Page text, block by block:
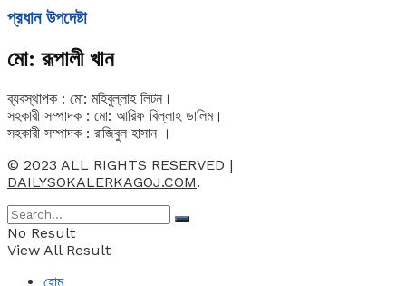
প্রধান উপদেষ্টা
মো: রূপালী খান
ব্যবস্থাপক : মো: মহিবুল্লাহ লিটন।
সহকারী সম্পাদক : মো: আরিফ বিল্লাহ ডালিম।
সহকারী সম্পাদক : রাজিবুল হাসান ।
© 2023 ALL RIGHTS RESERVED |
DAILYSOKALERKAGOJ.COM.
No Result
View All Result
হোম